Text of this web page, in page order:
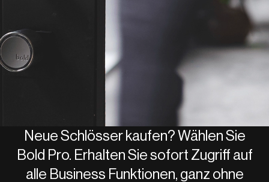
Unbegrenzt viele Nutzer zu Ihrem
Smart Lock hinzufügen
Neue Schlösser kaufen? Wählen Sie
Bold Pro. Erhalten Sie sofort Zugriff auf
alle Business Funktionen, ganz ohne